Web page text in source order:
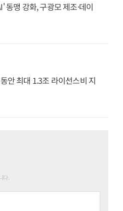
동맹 강화, 구광모 제조·데이
안 최대 1.3조 라이선스비 지
다.